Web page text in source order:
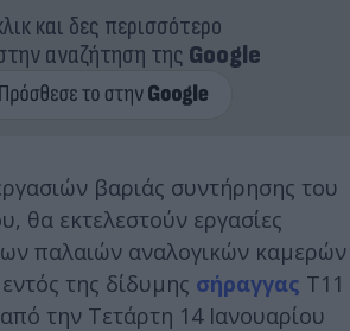
και δες περισσότερο
αναζήτηση της Google
βαριάς συντήρησης του
θα εκτελεστούν εργασίες
παλαιών αναλογικών καμερών
της δίδυμης σήραγγας Τ11
την Τετάρτη 14 Ιανουαρίου